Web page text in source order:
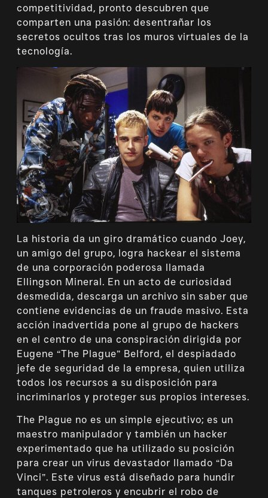
competitividad, pronto descubren que
comparten una pasión: desentrañar los
secretos ocultos tras los muros virtuales de la
tecnología.
La historia da un giro dramático cuando Joey,
un amigo del grupo, logra hackear el sistema
de una corporación poderosa llamada
Ellingson Mineral. En un acto de curiosidad
desmedida, descarga un archivo sin saber que
contiene evidencias de un fraude masivo. Esta
acción inadvertida pone al grupo de hackers
en el centro de una conspiración dirigida por
Eugene “The Plague” Belford, el despiadado
jefe de seguridad de la empresa, quien utiliza
todos los recursos a su disposición para
incriminarlos y proteger sus propios intereses.
The Plague no es un simple ejecutivo; es un
maestro manipulador y también un hacker
experimentado que ha utilizado su posición
para crear un virus devastador llamado “Da
Vinci”. Este virus está diseñado para hundir
tanques petroleros y encubrir el robo de